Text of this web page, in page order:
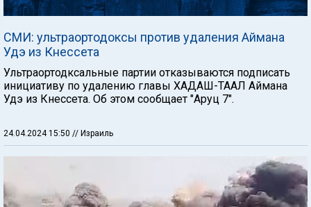
СМИ: ультраортодоксы против удаления Аймана
Удэ из Кнессета
Ультраортодксальные партии отказываются подписать
инициативу по удалению главы ХАДАШ-ТААЛ Аймана
Удэ из Кнессета. Об этом сообщает "Аруц 7".
24.04.2024 15:50 // Израиль